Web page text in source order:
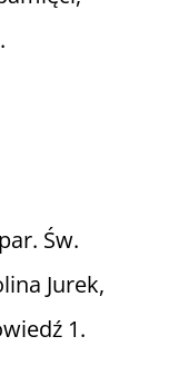
Św.
Jurek,
1.